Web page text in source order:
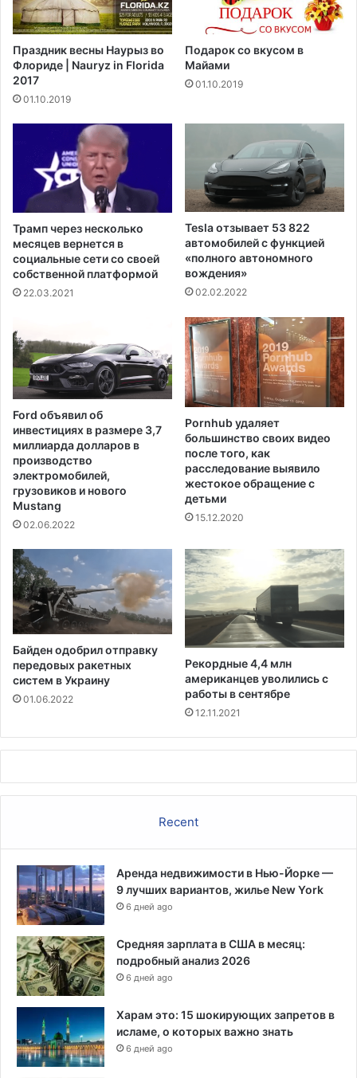
р
и
о
с
т
а
н
Ш
А
п
л
е
"
ч
е
з
ы
ч
а
й
о
р
е
д
к
х
"
р
м
в
и
л
и
F
D
A
и
Ц
З
у
и
п
о
о
й
"
п
о
с
л
т
р
е
л
ы
в
М
и
н
н
с
о
т
е
Праздник весны Наурыз во
Флориде | Nauryz in Florida
2017
01.10.2019
Подарок со вкусом в
Майами
01.10.2019
Трамп через несколько
месяцев вернется в
социальные сети со своей
собственной платформой
22.03.2021
Tesla отзывает 53 822
автомобилей с функцией
«полного автономного
вождения»
02.02.2022
Ford объявил об
инвестициях в размере 3,7
миллиарда долларов в
производство
электромобилей,
грузовиков и нового
Mustang
02.06.2022
Pornhub удаляет
большинство своих видео
после того, как
расследование выявило
жестокое обращение с
детьми
15.12.2020
Байден одобрил отправку
передовых ракетных
систем в Украину
01.06.2022
Рекордные 4,4 млн
американцев уволились с
работы в сентябре
12.11.2021
Recent
Аренда недвижимости в Нью-Йорке —
9 лучших вариантов, жилье New York
6 дней ago
Средняя зарплата в США в месяц:
подробный анализ 2026
6 дней ago
Харам это: 15 шокирующих запретов в
исламе, о которых важно знать
6 дней ago